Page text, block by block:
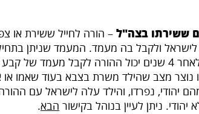
ששירתו בצה"ל
לישראל ולקבל בה מעמד. המעמד שניתן
תושב ארעי המתחדש מדי שנתיים, ולאחר 4 שנים יכול ההורה לקבל
מצב שהילד משרת בצבא בעוד שאמו או
יהודי, נפרדו, והילד עלה לישראל עם ההורה
ניתן לעיין בנוהל בקישור הבא.